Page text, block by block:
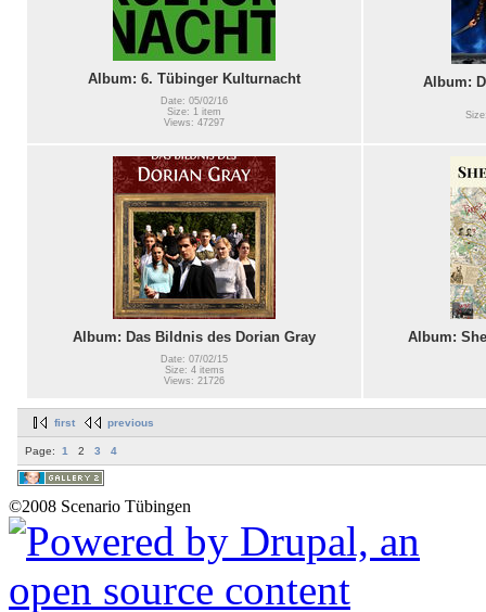
Album: 6. Tübinger Kulturnacht
Date: 05/02/16
Size: 1 item
Views: 47297
Album:
Album: Das Bildnis des Dorian Gray
Date: 07/02/15
Size: 4 items
Views: 21726
Album:
first previous
Page: 1 2 3 4
©2008 Scenario Tübingen